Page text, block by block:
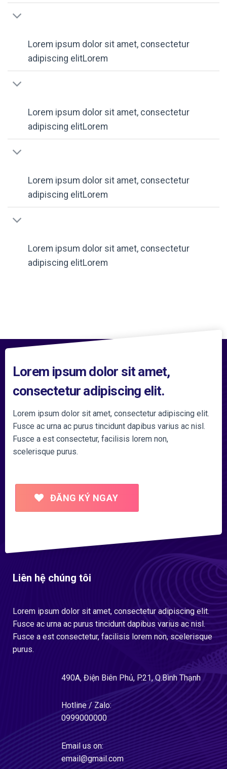
Lorem ipsum dolor sit amet, consectetur
adipiscing elitLorem
Lorem ipsum dolor sit amet, consectetur
adipiscing elitLorem
Lorem ipsum dolor sit amet, consectetur
adipiscing elitLorem
Lorem ipsum dolor sit amet, consectetur
adipiscing elitLorem
Lorem ipsum dolor sit amet,
consectetur adipiscing elit.
Lorem ipsum dolor sit amet, consectetur adipiscing elit.
Fusce ac urna ac purus tincidunt dapibus varius ac nisl.
Fusce a est consectetur, facilisis lorem non,
scelerisque purus.
ĐĂNG KÝ NGAY
Liên hệ chúng tôi
Lorem ipsum dolor sit amet, consectetur adipiscing elit.
Fusce ac urna ac purus tincidunt dapibus varius ac nisl.
Fusce a est consectetur, facilisis lorem non, scelerisque
purus.
490A, Điện Biên Phủ, P.21, Q.Bình Thạnh
Hotline / Zalo:
0999000000
Email us on:
email@gmail.com